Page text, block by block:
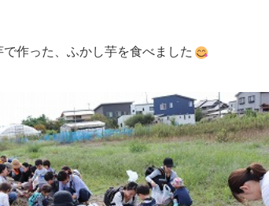
作った、ふかし芋を食べました